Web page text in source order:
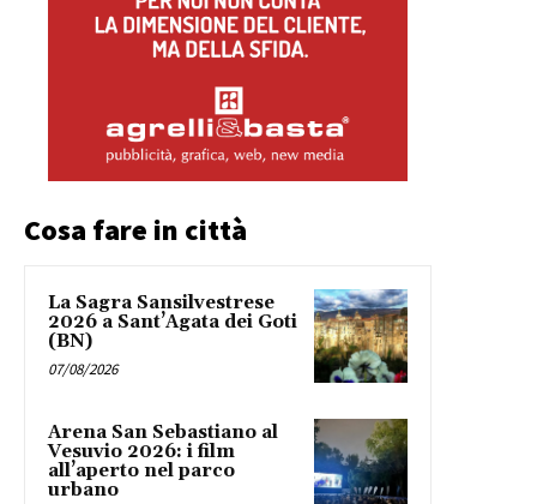
Cosa fare in città
La Sagra Sansilvestrese
2026 a Sant’Agata dei Goti
(BN)
07/08/2026
Arena San Sebastiano al
Vesuvio 2026: i film
all’aperto nel parco
urbano